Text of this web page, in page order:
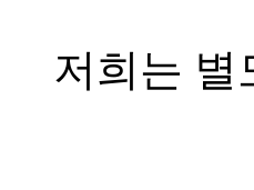
저희는 별